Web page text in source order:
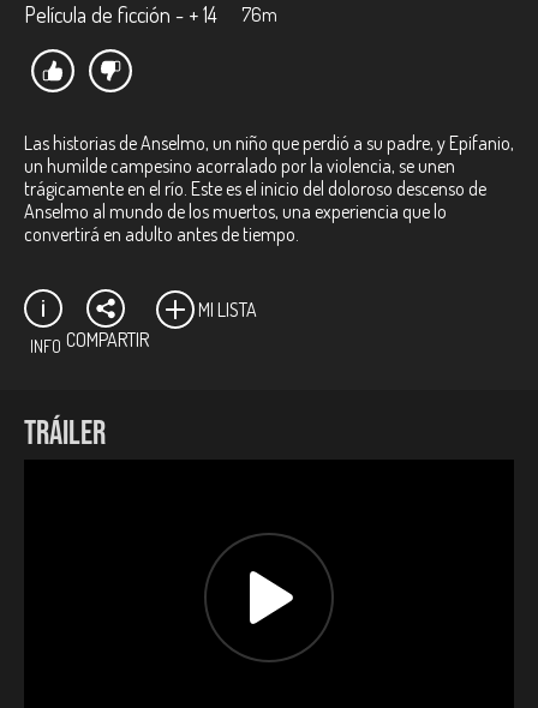
Película de ficción - + 14 76m
Las historias de Anselmo, un niño que perdió a su padre, y Epifanio,
un humilde campesino acorralado por la violencia, se unen
trágicamente en el río. Este es el inicio del doloroso descenso de
Anselmo al mundo de los muertos, una experiencia que lo
convertirá en adulto antes de tiempo.
INFO COMPARTIR
MI LISTA
Director:
Productor:Gustavo Pazmin Perea.
Colombia, Uruguay, Francia.
Jhonny Forero Gómez, Hernán Méndez Alonso,
Alberto Cardeño, Victoria Hernández, Beatríz Amanda Ramírez,
Julia Inés Plazas, Primo Rojas.
Carlos Triviño Mamby.
TRÁILER